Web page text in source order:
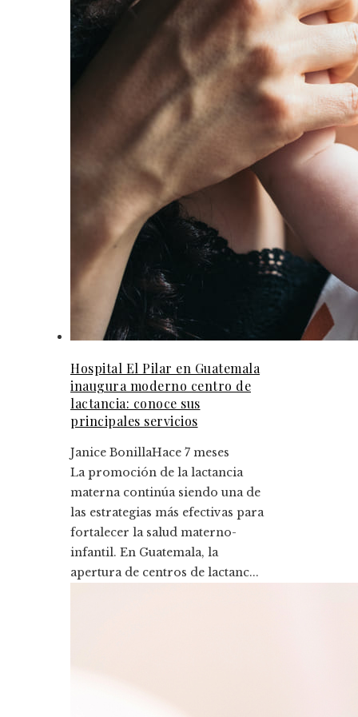
Hospital El Pilar en Guatemala
inaugura moderno centro de
lactancia: conoce sus
principales servicios
Janice BonillaHace 7 meses
La promoción de la lactancia
materna continúa siendo una de
las estrategias más efectivas para
fortalecer la salud materno-
infantil. En Guatemala, la
apertura de centros de lactanc...